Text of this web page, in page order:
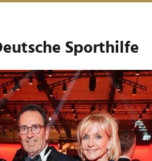
Sporthilfe